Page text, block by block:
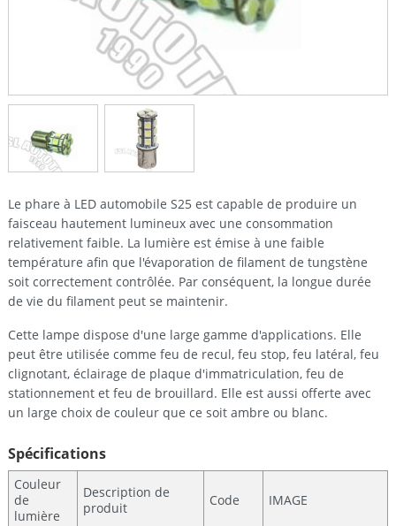
Le phare à LED automobile S25 est capable de produire un
faisceau hautement lumineux avec une consommation
relativement faible. La lumière est émise à une faible
température afin que l'évaporation de filament de tungstène
soit correctement contrôlée. Par conséquent, la longue durée
de vie du filament peut se maintenir.
Cette lampe dispose d'une large gamme d'applications. Elle
peut être utilisée comme feu de recul, feu stop, feu latéral, feu
clignotant, éclairage de plaque d'immatriculation, feu de
stationnement et feu de brouillard. Elle est aussi offerte avec
un large choix de couleur que ce soit ambre ou blanc.
Spécifications
Couleur
de
lumière
Description de
produit
Code IMAGE